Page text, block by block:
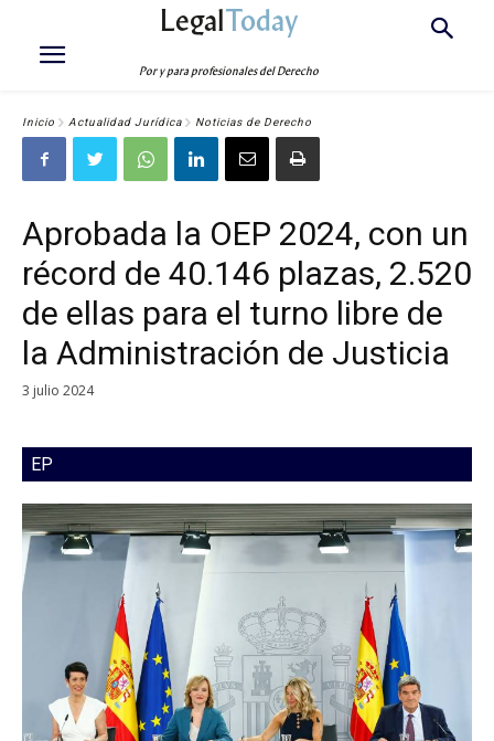
LegalToday
Por y para profesionales del Derecho
Inicio Actualidad Jurídica Noticias de Derecho
Aprobada la OEP 2024, con un
récord de 40.146 plazas, 2.520
de ellas para el turno libre de
la Administración de Justicia
3 julio 2024
EP